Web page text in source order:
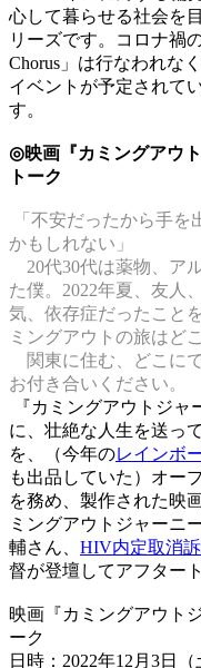
心して暮らせる社会を
リーズです。コロナ禍
Chorus」は行なわれな
イベントが予定されて
す。
◎映画『カミングアウ
トーク
「不安だったから手
かもしれない」
20代30代は薬物、ア
た僕。2022年夏、友人
気、依存症だったこと
ミングアウトの旅はど
関東に住む、どこに
お付き合いください。
『カミングアウトジャ
に、壮絶な人生を送っ
を、（今年のレインボ
も出品していた）オー
を務め、製作された映
ミングアウトジャーニ
輔さん、 HIV内定取消
督が登壇してアフター
映画『カミングアウト
ーク
日時：2022年12月3日（